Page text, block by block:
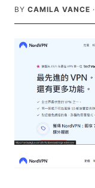
BY CAMILA VANCE ·